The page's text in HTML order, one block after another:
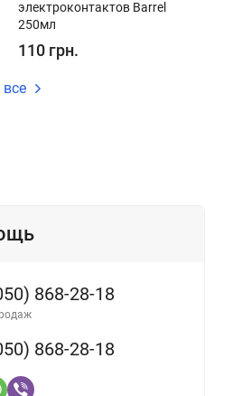
электроконтактов Barrel
250мл
110 грн.
868-28-18
868-28-18